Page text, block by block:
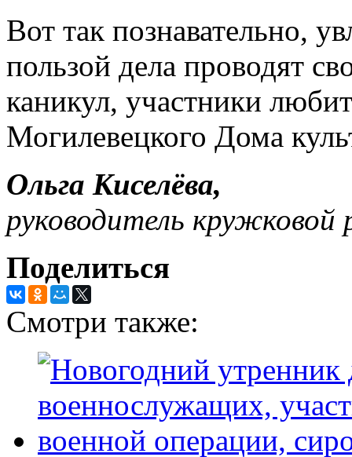
Вот так познавательно,
пользой дела проводят
каникул, участники
Могилевецкого Дома
Ольга Киселёва,
руководитель
Поделиться
Смотри также: